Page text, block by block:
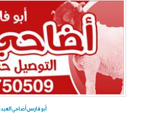
أبو فارس أضاحي